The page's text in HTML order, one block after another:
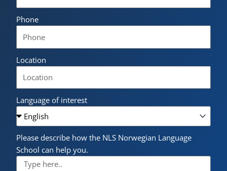
Phone
Location
Language of interest
Please describe how the NLS Norwegian Language
School can help you.